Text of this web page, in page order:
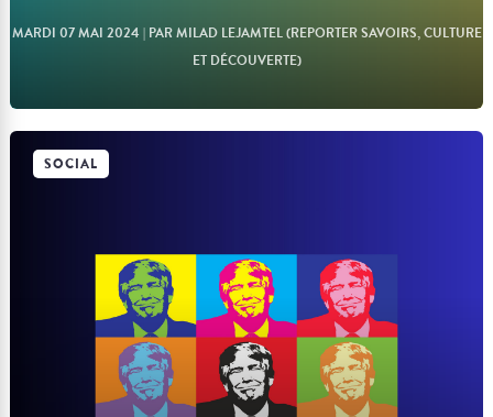
MARDI 07 MAI 2024 | PAR MILAD LEJAMTEL (REPORTER SAVOIRS, CULTURE
ET DÉCOUVERTE)
Lire l'article
SOCIAL